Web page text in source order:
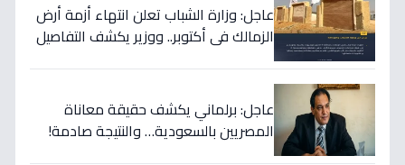
عاجل: وزارة الشباب تعلن انتهاء أزمة أرض
الزمالك في أكتوبر.. ووزير يكشف التفاصيل
عاجل: برلماني يكشف حقيقة معاناة
المصريين بالسعودية… والنتيجة صادمة!